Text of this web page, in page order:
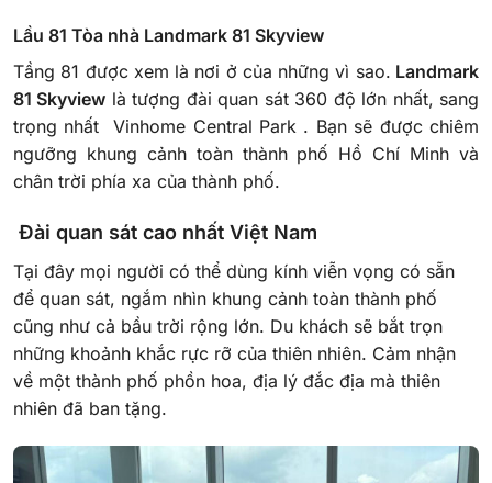
Lầu 81 Tòa nhà Landmark 81 Skyview
Tầng 81 được xem là nơi ở của những vì sao. Landmark
81 Skyview là tượng đài quan sát 360 độ lớn nhất, sang
trọng nhất Vinhome Central Park . Bạn sẽ được chiêm
ngưỡng khung cảnh toàn thành phố Hồ Chí Minh và
chân trời phía xa của thành phố.
Đài quan sát cao nhất Việt Nam
Tại đây mọi người có thể dùng kính viễn vọng có sẵn
để quan sát, ngắm nhìn khung cảnh toàn thành phố
cũng như cả bầu trời rộng lớn. Du khách sẽ bắt trọn
những khoảnh khắc rực rỡ của thiên nhiên. Cảm nhận
về một thành phố phồn hoa, địa lý đắc địa mà thiên
nhiên đã ban tặng.